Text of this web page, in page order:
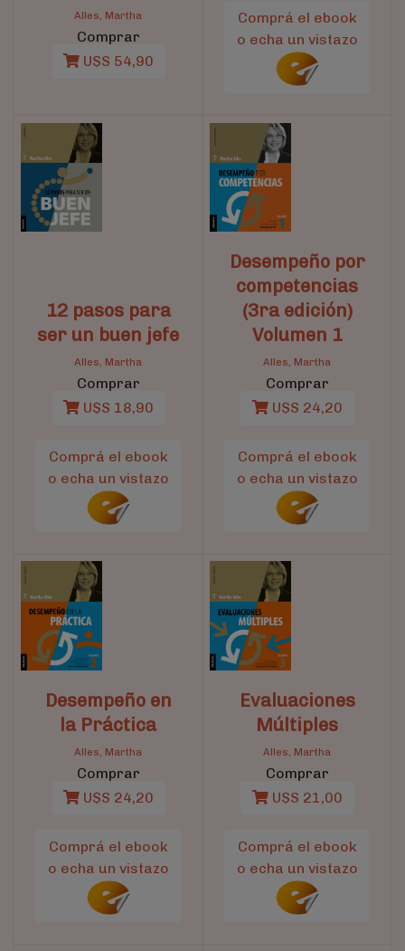
Alles, Martha
Comprar
U$S 54,90
Comprá el ebook
o echa un vistazo
12 pasos para
ser un buen jefe
Alles, Martha
Comprar
U$S 18,90
Comprá el ebook
o echa un vistazo
Desempeño por
competencias
(3ra edición)
Volumen 1
Alles, Martha
Comprar
U$S 24,20
Comprá el ebook
o echa un vistazo
Desempeño en
la Práctica
Alles, Martha
Comprar
U$S 24,20
Comprá el ebook
o echa un vistazo
Evaluaciones
Múltiples
Alles, Martha
Comprar
U$S 21,00
Comprá el ebook
o echa un vistazo